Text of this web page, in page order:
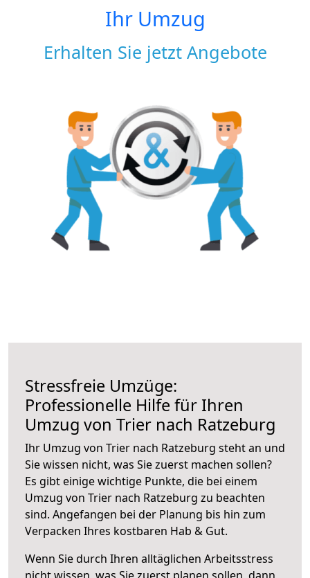
Ihr Umzug
Erhalten Sie jetzt Angebote
Stressfreie Umzüge:
Professionelle Hilfe für Ihren
Umzug von Trier nach Ratzeburg
Ihr Umzug von Trier nach Ratzeburg steht an und
Sie wissen nicht, was Sie zuerst machen sollen?
Es gibt einige wichtige Punkte, die bei einem
Umzug von Trier nach Ratzeburg zu beachten
sind. Angefangen bei der Planung bis hin zum
Verpacken Ihres kostbaren Hab & Gut.
Wenn Sie durch Ihren alltäglichen Arbeitsstress